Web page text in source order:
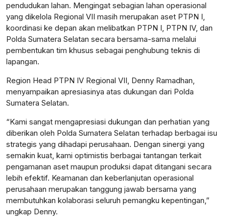
pendudukan lahan. Mengingat sebagian lahan operasional
yang dikelola Regional VII masih merupakan aset PTPN I,
koordinasi ke depan akan melibatkan PTPN I, PTPN IV, dan
Polda Sumatera Selatan secara bersama-sama melalui
pembentukan tim khusus sebagai penghubung teknis di
lapangan.
Region Head PTPN IV Regional VII, Denny Ramadhan,
menyampaikan apresiasinya atas dukungan dari Polda
Sumatera Selatan.
“Kami sangat mengapresiasi dukungan dan perhatian yang
diberikan oleh Polda Sumatera Selatan terhadap berbagai isu
strategis yang dihadapi perusahaan. Dengan sinergi yang
semakin kuat, kami optimistis berbagai tantangan terkait
pengamanan aset maupun produksi dapat ditangani secara
lebih efektif. Keamanan dan keberlanjutan operasional
perusahaan merupakan tanggung jawab bersama yang
membutuhkan kolaborasi seluruh pemangku kepentingan,”
ungkap Denny.